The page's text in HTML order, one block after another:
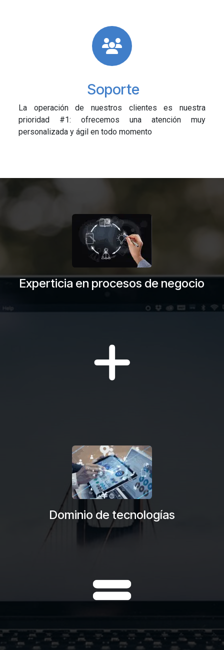
Soporte
La operación de nuestros clientes es nuestra
prioridad #1: ofrecemos una atención muy
personalizada y ágil en todo momento
Experticia en procesos de negocio
Dominio de tecnologías